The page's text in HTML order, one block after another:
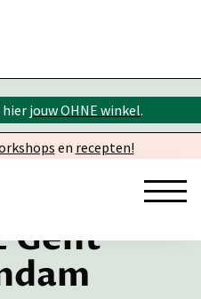
hier jouw OHNE winkel.
en recepten!
Gent